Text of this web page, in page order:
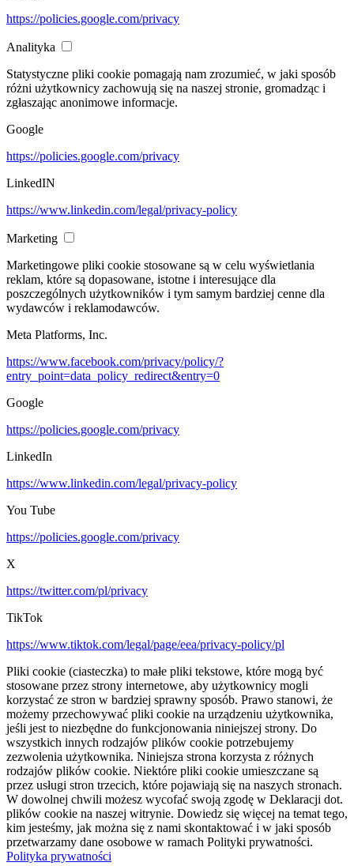
https://policies.google.com/privacy
Analityka
Statystyczne pliki cookie pomagają nam zrozumieć, w jaki sposób
różni użytkownicy zachowują się na naszej stronie, gromadząc i
zgłaszając anonimowe informacje.
Google
https://policies.google.com/privacy
LinkedIN
https://www.linkedin.com/legal/privacy-policy
Marketing
Marketingowe pliki cookie stosowane są w celu wyświetlania
reklam, które są dopasowane, istotne i interesujące dla
poszczególnych użytkowników i tym samym bardziej cenne dla
wydawców i reklamodawców.
Meta Platforms, Inc.
https://www.facebook.com/privacy/policy/?
entry_point=data_policy_redirect&entry=0
Google
https://policies.google.com/privacy
LinkedIn
https://www.linkedin.com/legal/privacy-policy
You Tube
https://policies.google.com/privacy
X
https://twitter.com/pl/privacy
TikTok
https://www.tiktok.com/legal/page/eea/privacy-policy/pl
Pliki cookie (ciasteczka) to małe pliki tekstowe, które mogą być
stosowane przez strony internetowe, aby użytkownicy mogli
korzystać ze stron w bardziej sprawny sposób. Prawo stanowi, że
możemy przechowywać pliki cookie na urządzeniu użytkownika,
jeśli jest to niezbędne do funkcjonowania niniejszej strony. Do
wszystkich innych rodzajów plików cookie potrzebujemy
zezwolenia użytkownika. Niniejsza strona korzysta z różnych
rodzajów plików cookie. Niektóre pliki cookie umieszczane są
przez usługi stron trzecich, które pojawiają się na naszych stronach.
W dowolnej chwili możesz wycofać swoją zgodę w Deklaracji dot.
plików cookie na naszej witrynie. Dowiedz się więcej na temat tego,
kim jesteśmy, jak można się z nami skontaktować i w jaki sposób
przetwarzamy dane osobowe w ramach Polityki prywatności.
Polityka prywatności